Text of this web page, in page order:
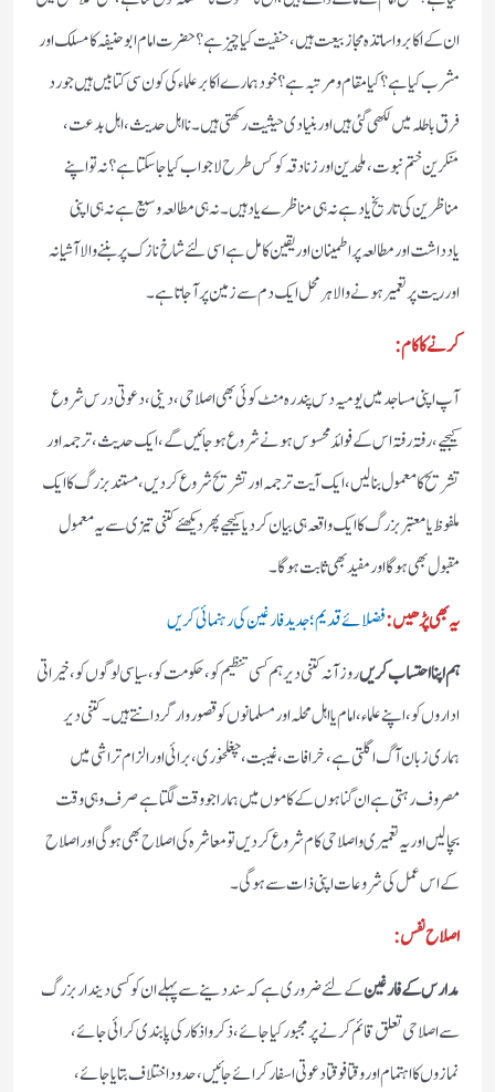
ان کے اکابر واساتذہ مجازبیعت ہیں، حنفیت کیا چیز ہے؟ حضرت امام ابوحنیفہ کا مسلک اور
مشرب کیاہے؟ کیا مقام ومرتبہ ہے؟ خود ہمارے اکابر علماء کی کون سی کتابیں ہیں جو رد
فرق باطلہ میں لکھی گئی ہیں اور بنیادی حیثیت رکھتی ہیں۔ نااہل حدیث، اہل بدعت،
منکرین ختم نبوت، ملحدین اور زنادقہ کو کس طرح لاجواب کیا جاسکتا ہے؟ نہ تو اپنے
مناظرین کی تاریخ یاد ہے نہ ہی مناظرے یاد ہیں۔ نہ ہی مطالعہ وسیع ہے نہ ہی اپنی
یادداشت اور مطالعہ پر اطمینان اور یقین کامل ہے اسی لئے شاخ نازک پر بننے والا آشیانہ
اور ریت پر تعمیر ہونے والا ہرمحل ایک دم سے زمین پر آجاتاہے۔
کرنے کا کام:
آپ اپنی مساجد میں یومیہ دس پندرہ منٹ کوئی بھی اصلاحی، دینی، دعوتی درس شروع
کیجیے، رفتہ رفتہ اس کے فوائد محسوس ہونے شروع ہوجائیں گے، ایک حدیث، ترجمہ اور
تشریح کا معمول بنالیں، ایک آیت ترجمہ اور تشریح شروع کردیں،مستند بزرگ کا ایک
ملفوظ یا معتبر بزرگ کا ایک واقعہ ہی بیان کردیا کیجیے پھر دیکھئے کتنی تیزی سے یہ معمول
مقبول بھی ہوگا اور مفید بھی ثابت ہوگا۔
یہ بھی پڑھیں:فضلائے قدیم؛ جدید فارغین کی رہنمائی کریں
ہم اپنا احتساب کریںروزآنہ کتنی دیر ہم کسی تنظیم کو، حکومت کو، سیاسی لوگوں کو، خیراتی
اداروں کو، اپنے علماء، امام یا اہل محلہ اور مسلمانوں کو قصور وار گردانتے ہیں۔ کتنی دیر
ہماری زبان آگ اگلتی ہے، خرافات، غیبت، چغلخوری، برائی اور الزام تراشی میں
مصروف رہتی ہے ان گناہوں کے کاموں میں ہمارا جو وقت لگتاہے صرف وہی وقت
بچالیں اور یہ تعمیری واصلاحی کام شروع کردیں تو معاشرہ کی اصلاح بھی ہوگی اور اصلاح
کے اس عمل کی شروعات اپنی ذات سے ہوگی۔
اصلاح نفس:
مدارس کے فارغینکے لئے ضروری ہے کہ سند دینے سے پہلے ان کو کسی دیندار بزرگ
سے اصلاحی تعلق قائم کرنے پر مجبور کیا جائے، ذکر و اذکار کی پابندی کرائی جائے،
نمازوں کا اہتمام اور وقتا فوقتا دعوتی اسفار کرائے جائیں، حدود اختلاف بتایا جائے،